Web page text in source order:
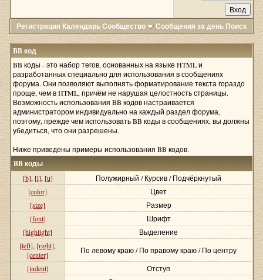
Регистрация КалендарьСообщество Сообщения за день Поиск
BB код
BB коды - это набор тегов, основанных на языке HTML и
разработанных специально для использования в сообщениях
форума. Они позволяют выполнять форматирование текста гораздо
проще, чем в HTML, причём не нарушая целостность страницы.
Возможность использования BB кодов настраивается
администратором индивидуально на каждый раздел форума,
поэтому, прежде чем использовать BB коды в сообщениях, вы должны
убедиться, что они разрешены.
Ниже приведены примеры использования BB кодов.
BB коды
[b], [i], [u]
Полужирный / Курсив / Подчёркнутый
[color]
Цвет
[size]
Размер
[font]
Шрифт
[highlight]
Выделение
[left], [right],
[center]
По левому краю / По правому краю / По центру
[indent]
Отступ